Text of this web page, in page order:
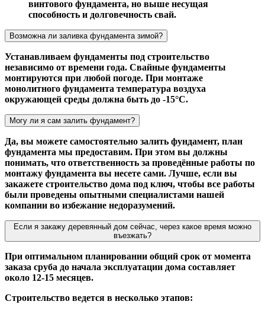
винтового фундамента, но выше несущая
способность и долговечность свай.
Возможна ли заливка фундамента зимой?
Устанавливаем фундаменты под строительство
независимо от времени года. Свайные фундаменты
монтируются при любой погоде. При монтаже
монолитного фундамента температура воздуха
окружающей среды должна быть до -15°С.
Могу ли я сам залить фундамент?
Да, вы можете самостоятельно залить фундамент, план
фундамента мы предоставим. При этом вы должны
понимать, что ответственность за проведённые работы по
монтажу фундамента вы несете сами. Лучше, если вы
закажете строительство дома под ключ, чтобы все работы
были проведены опытными специалистами нашей
компании во избежание недоразумений.
Если я закажу деревянный дом сейчас, через какое время можно
въезжать?
При оптимальном планировании общий срок от момента
заказа сруба до начала эксплуатации дома составляет
около 12-15 месяцев.
Строительство ведется в несколько этапов: